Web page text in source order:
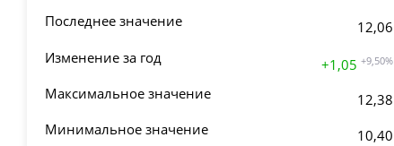
Последнее значение
12,06
Изменение за год
+1,05+9,50%
Максимальное значение 12,38
Минимальное значение
10,40